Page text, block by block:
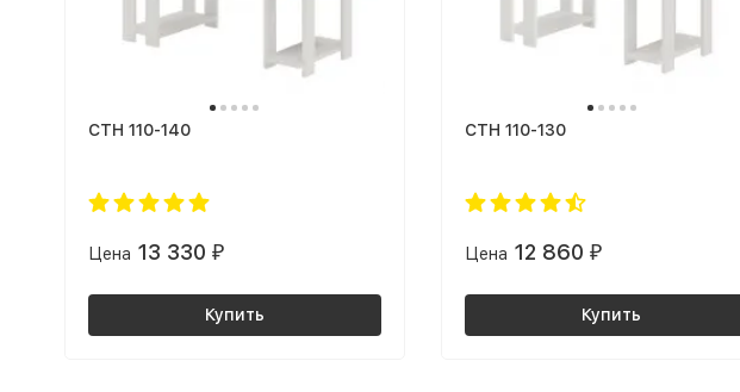
СТН 110-140
Цена 13 330 ₽
Купить
СТН 110-130
Цена 12 860₽
Купить